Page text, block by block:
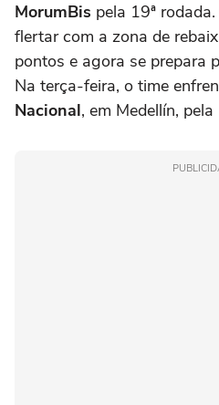
MorumBis pela 19ª
flertar com a zona de
pontos e agora se prepara
Na terça-feira, o time
Nacional, em Medellín, pela